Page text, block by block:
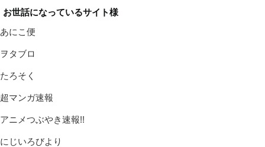
お世話になっているサイト様
あにこ便
ヲタブロ
たろそく
超マンガ速報
アニメつぶやき速報!!
にじいろびより